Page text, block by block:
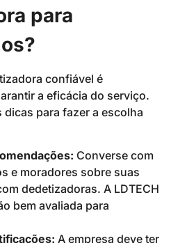
para
confiável é
a eficácia do serviço.
dicas para fazer a escolha
Converse com
e moradores sobre suas
dedetizadoras. A LDTECH
bem avaliada para
A empresa deve ter